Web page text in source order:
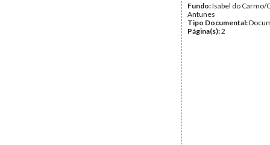
Fundo:Isabel do Carmo/
Antunes
Tipo Documental:
Página(s):2